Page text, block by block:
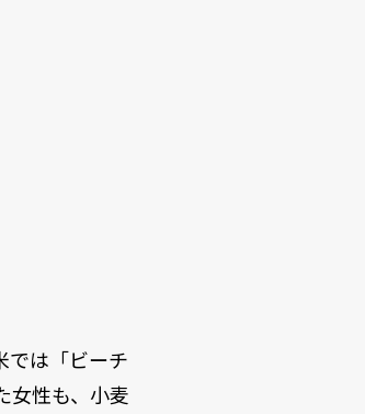
では「ビーチ
女性も、小麦